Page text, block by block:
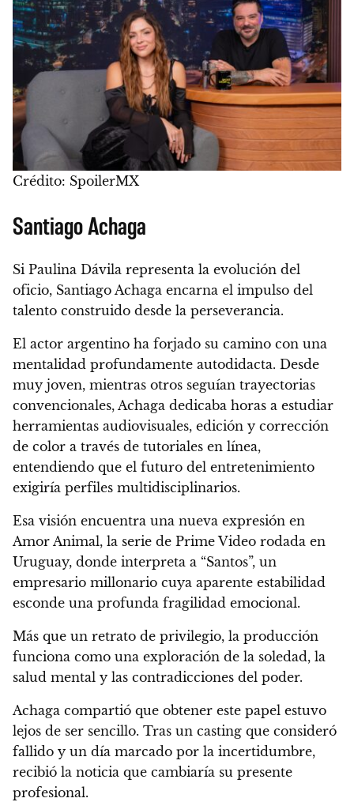
Crédito: SpoilerMX
Santiago Achaga
Si Paulina Dávila representa la evolución del
oficio, Santiago Achaga encarna el impulso del
talento construido desde la perseverancia.
El actor argentino ha forjado su camino con una
mentalidad profundamente autodidacta. Desde
muy joven, mientras otros seguían trayectorias
convencionales, Achaga dedicaba horas a estudiar
herramientas audiovisuales, edición y corrección
de color a través de tutoriales en línea,
entendiendo que el futuro del entretenimiento
exigiría perfiles multidisciplinarios.
Esa visión encuentra una nueva expresión en
Amor Animal, la serie de Prime Video rodada en
Uruguay, donde interpreta a “Santos”, un
empresario millonario cuya aparente estabilidad
esconde una profunda fragilidad emocional.
Más que un retrato de privilegio, la producción
funciona como una exploración de la soledad, la
salud mental y las contradicciones del poder.
Achaga compartió que obtener este papel estuvo
lejos de ser sencillo. Tras un casting que consideró
fallido y un día marcado por la incertidumbre,
recibió la noticia que cambiaría su presente
profesional.